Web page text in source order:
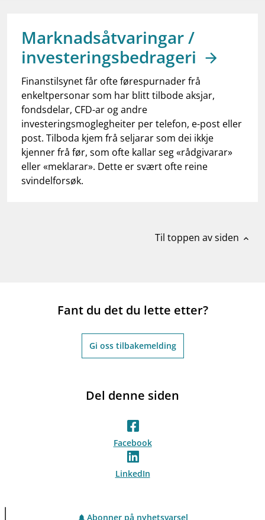
dashboardInformasjon for investorer
notifications_noneAbonner på nyhetsvarsel
Marknadsåtvaringar /
investeringsbedrageri
Finanstilsynet får ofte førespurnader frå
enkeltpersonar som har blitt tilbode aksjar,
fondsdelar, CFD-ar og andre
investeringsmoglegheiter per telefon, e-post eller
post. Tilboda kjem frå seljarar som dei ikkje
kjenner frå før, som ofte kallar seg «rådgivarar»
eller «meklarar». Dette er svært ofte reine
svindelforsøk.
Til toppen av siden expand_less
Fant du det du lette etter?
Gi oss tilbakemelding
Del denne siden
Facebook
LinkedIn
Abonner på nyhetsvarsel